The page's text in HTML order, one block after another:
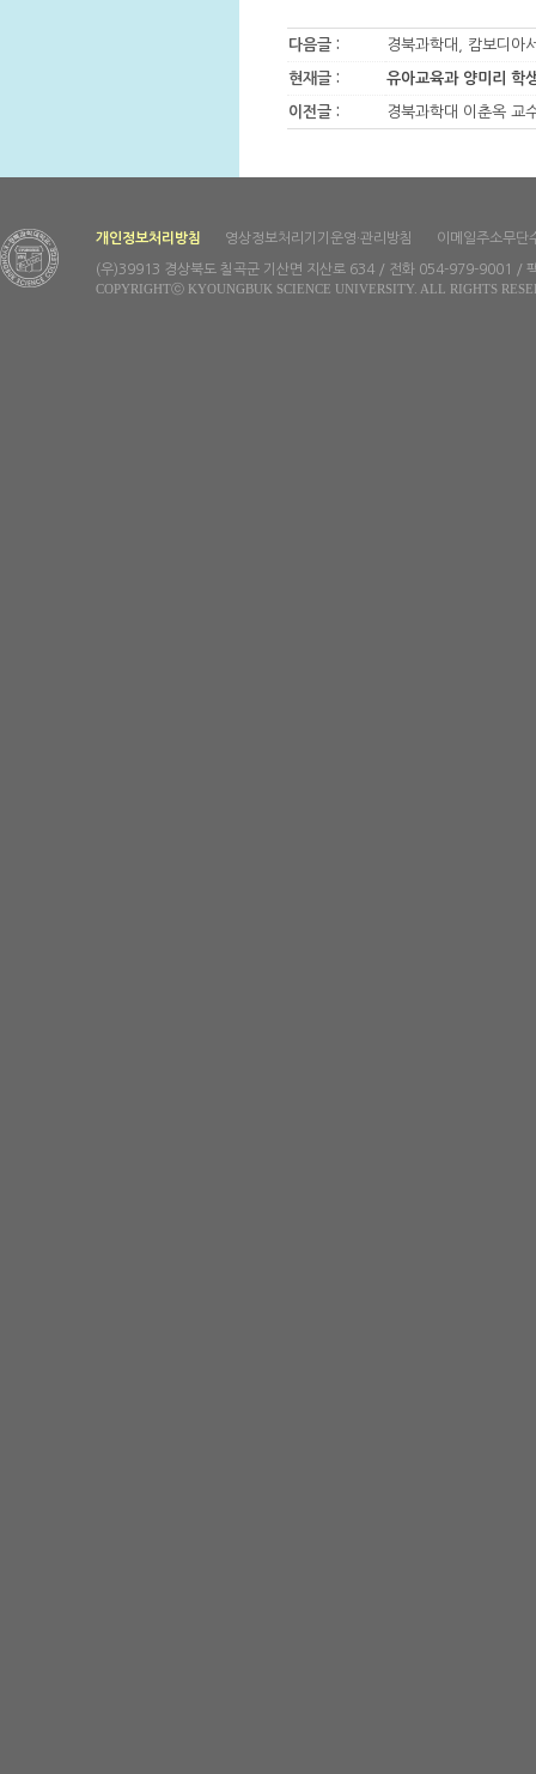
다음글 : 경북과학대, 캄보디아
현재글 : 유아교육과 양미리 학
이전글 : 경북과학대 이춘옥 교
개인정보처리방침 영상정보처리기기운영·관리방침 이메일주소무단
(우)39913 경상북도 칠곡군 기산면 지산로 634 / 전화 054-979-9001 /
COPYRIGHTⓒ KYOUNGBUK SCIENCE UNIVERSITY. ALL RIGHTS